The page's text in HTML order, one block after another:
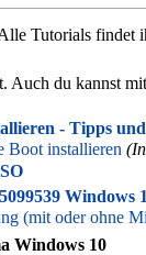
Tutorials findet
du kannst
- Tipps
Boot installieren
Windows
(mit oder ohne
Windows 10